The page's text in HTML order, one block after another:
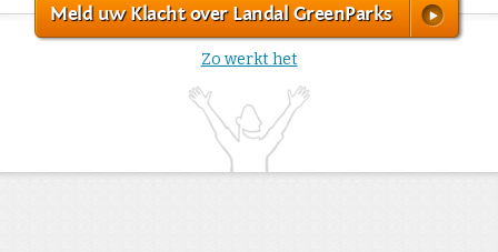
Meld uw Klacht over Landal GreenParks
Zo werkt het